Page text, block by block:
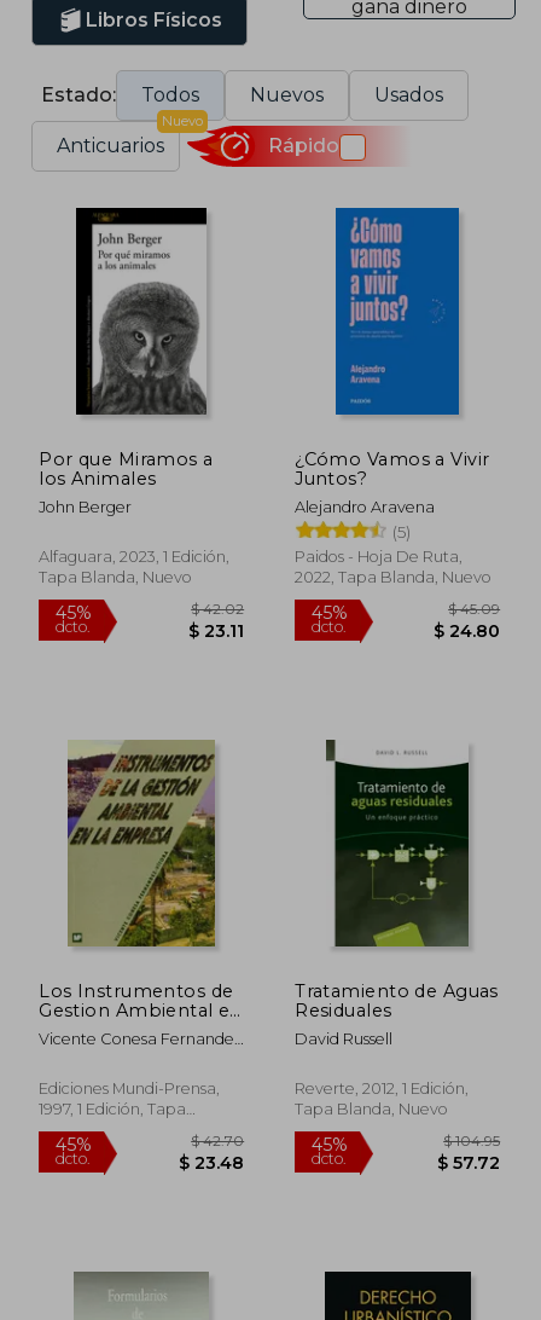
Libros Físicos
gana dinero
Estado: Todos Nuevos Usados
Anticuarios
Nuevo
Rápido
Por que Miramos a
los Animales
John Berger
Alfaguara, 2023, 1 Edición,
Tapa Blanda, Nuevo
45%
dcto.
¿Cómo Vamos a Vivir
Juntos?
Alejandro Aravena
(5)
Paidos - Hoja De Ruta,
2022, Tapa Blanda, Nuevo
45%
dcto.
Los Instrumentos de
Gestion Ambiental en
la Empresa
Vicente Conesa Fernandez
Ediciones Mundi-Prensa,
1997, 1 Edición, Tapa
Blanda, Nuevo
Tratamiento de Aguas
Residuales
David Russell
Reverte, 2012, 1 Edición,
Tapa Blanda, Nuevo